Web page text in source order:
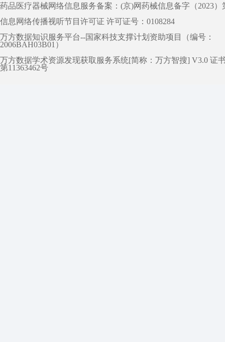
药品医疗器械网络信息服务备案：(京)网药械信息备字（2023）
信息网络传播视听节目许可证 许可证号：0108284
万方数据知识服务平台--国家科技支撑计划资助项目（编号：
2006BAH03B01）
万方数据学术资源发现获取服务系统[简称：万方智搜] V3.0 证
第11363462号